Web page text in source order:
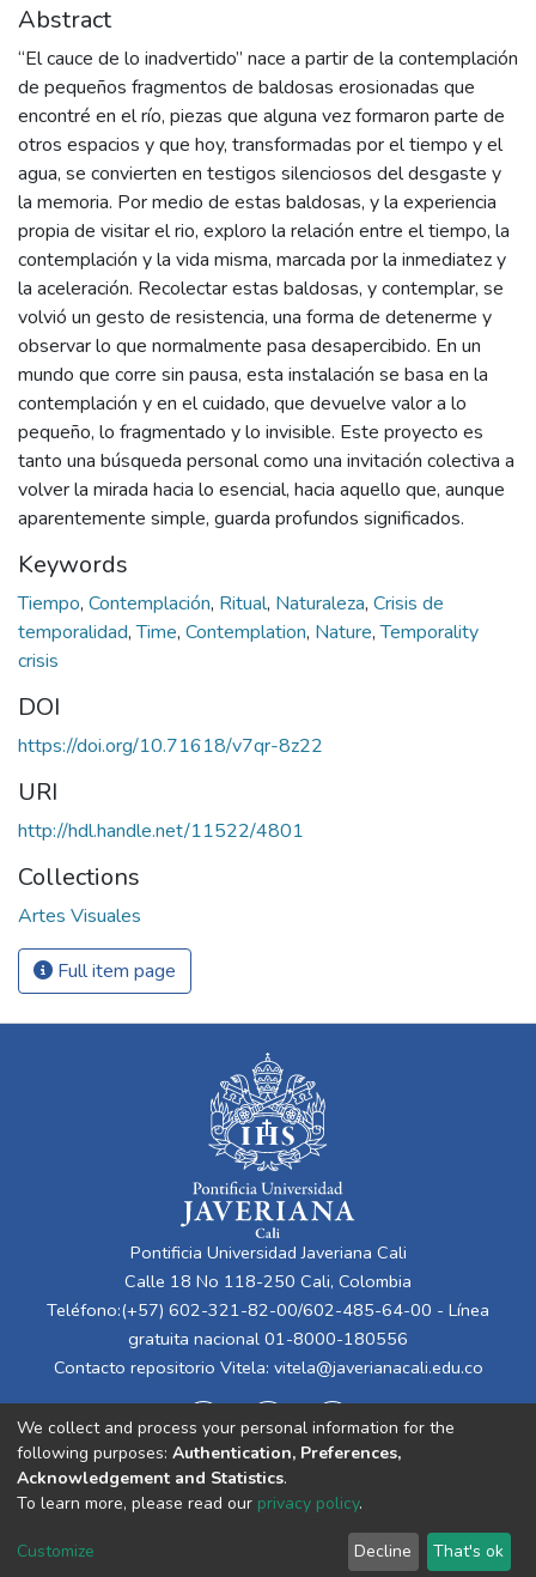
Abstract
“El cauce de lo inadvertido” nace a partir de la contemplación
de pequeños fragmentos de baldosas erosionadas que
encontré en el río, piezas que alguna vez formaron parte de
otros espacios y que hoy, transformadas por el tiempo y el
agua, se convierten en testigos silenciosos del desgaste y
la memoria. Por medio de estas baldosas, y la experiencia
propia de visitar el rio, exploro la relación entre el tiempo, la
contemplación y la vida misma, marcada por la inmediatez y
la aceleración. Recolectar estas baldosas, y contemplar, se
volvió un gesto de resistencia, una forma de detenerme y
observar lo que normalmente pasa desapercibido. En un
mundo que corre sin pausa, esta instalación se basa en la
contemplación y en el cuidado, que devuelve valor a lo
pequeño, lo fragmentado y lo invisible. Este proyecto es
tanto una búsqueda personal como una invitación colectiva a
volver la mirada hacia lo esencial, hacia aquello que, aunque
aparentemente simple, guarda profundos significados.
Keywords
Tiempo, Contemplación, Ritual, Naturaleza, Crisis de
temporalidad,Time, Contemplation, Nature,Temporality
crisis
DOI
https://doi.org/10.71618/v7qr-8z22
URI
http://hdl.handle.net/11522/4801
Collections
Artes Visuales
Full item page
Pontificia Universidad Javeriana Cali
Calle 18 No 118-250 Cali, Colombia
Teléfono:(+57) 602-321-82-00/602-485-64-00 - Línea
gratuita nacional 01-8000-180556
Contacto repositorio Vitela: vitela@javerianacali.edu.co
Cookie
End User
Agreement
Send
Feedback
We collect and process your personal information for the
following purposes: Authentication, Preferences,
Acknowledgement and Statistics.
To learn more, please read our privacy policy.
Customize Decline That's ok